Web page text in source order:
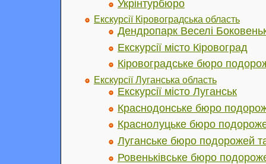
Укрінтурбюро
Екскурсії Кіровоградська область
Дендропарк Веселі
Екскурсії місто Кіровоград
Кіровоградське бюро
Екскурсії Луганська область
Екскурсії місто Луганськ
Краснодонське бюро
Краснолуцьке бюро
Луганське бюро подорожей
Ровеньківське бюро